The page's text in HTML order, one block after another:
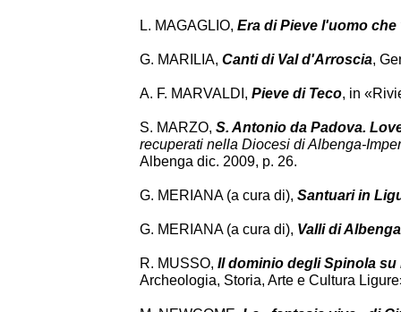
L. MAGAGLIO, Era di Pieve l'uomo
G. MARILIA, Canti di Val d'Arroscia,
A. F. MARVALDI, Pieve di Teco, in
S. MARZO, S. Antonio da Padova.
recuperati nella Diocesi di Albenga-
Albenga dic. 2009, p. 26.
G. MERIANA (a cura di), Santuari in
G. MERIANA (a cura di), Valli di Albenga
R. MUSSO, Il dominio degli Spinola su
Archeologia, Storia, Arte e Cultura